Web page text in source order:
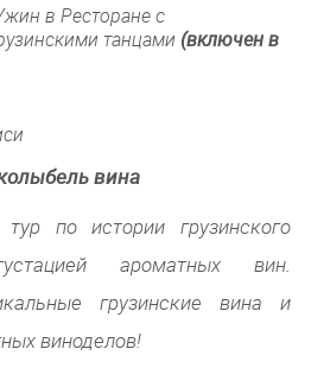
в Ресторане с
танцами (включен в
вина
по истории грузинского
ароматных вин.
грузинские вина и
виноделов!